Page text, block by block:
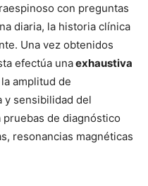
con preguntas
diaria, la historia clínica
Una vez obtenidos
efectúa unaexhaustiva
amplitud de
y sensibilidad del
de diagnóstico
resonancias magnéticas